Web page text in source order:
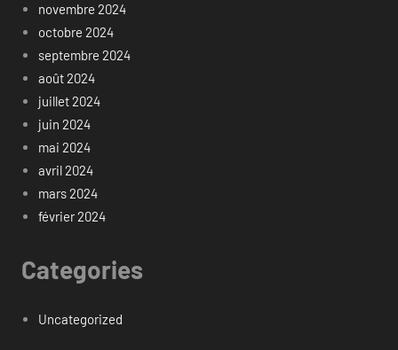
novembre 2024
octobre 2024
septembre 2024
août 2024
juillet 2024
juin 2024
mai 2024
avril 2024
mars 2024
février 2024
Categories
Uncategorized